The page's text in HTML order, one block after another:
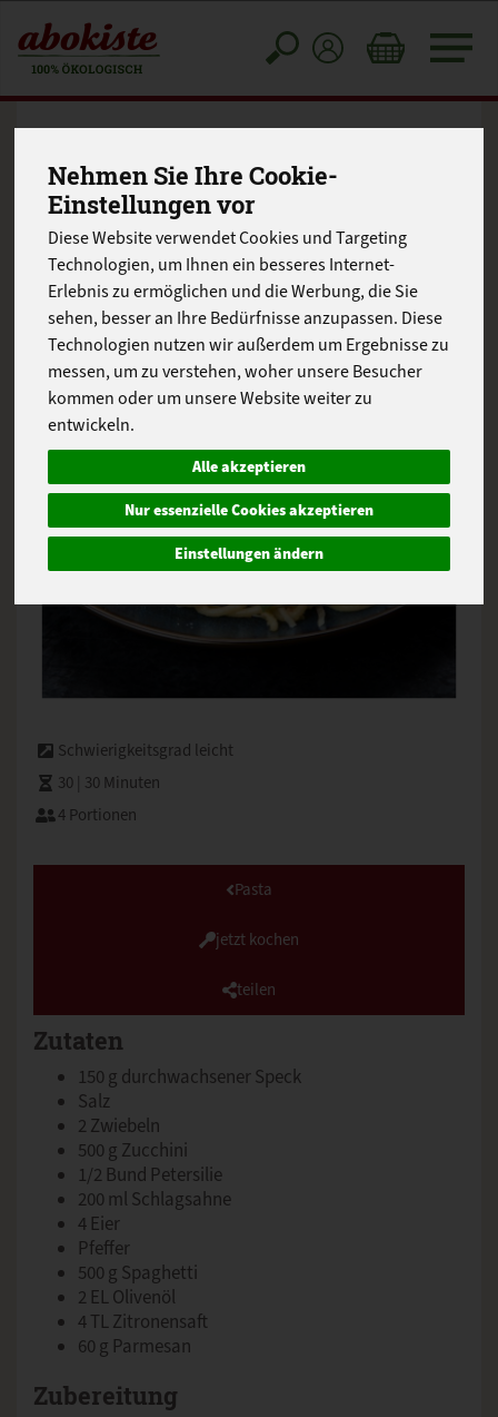
Nehmen Sie Ihre Cookie-
Einstellungen vor
Diese Website verwendet Cookies und Targeting
Technologien, um Ihnen ein besseres Internet-
Erlebnis zu ermöglichen und die Werbung, die Sie
sehen, besser an Ihre Bedürfnisse anzupassen. Diese
Technologien nutzen wir außerdem um Ergebnisse zu
messen, um zu verstehen, woher unsere Besucher
kommen oder um unsere Website weiter zu
entwickeln.
Alle akzeptieren
Nur essenzielle Cookies akzeptieren
Einstellungen ändern
Zucchini-Carbonara
mit Speck
Schwierigkeitsgrad leicht
30 | 30 Minuten
4 Portionen
Pasta
jetzt kochen
teilen
Zutaten
150 g durchwachsener Speck
Salz
2 Zwiebeln
500 g Zucchini
1/2 Bund Petersilie
200 ml Schlagsahne
4 Eier
Pfeffer
500 g Spaghetti
2 EL Olivenöl
4 TL Zitronensaft
60 g Parmesan
Zubereitung
Toggle
cart